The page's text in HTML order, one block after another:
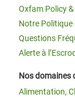
Oxfam Policy
Notre Politique
Questions
Alerte à
Nos domaines
Alimentation,